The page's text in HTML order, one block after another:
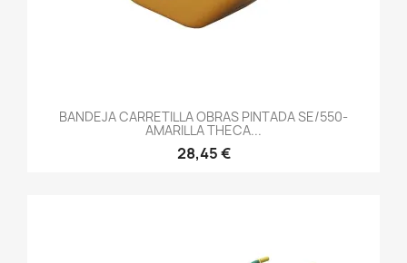
BANDEJA CARRETILLA OBRAS PINTADA SE/550-
AMARILLA THECA...
28,45 €